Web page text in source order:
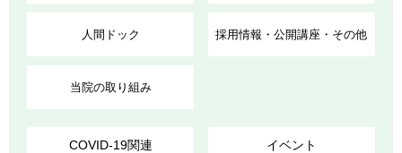
人間ドック 採用情報・公開講座・その他
当院の取り組み
COVID-19関連 イベント